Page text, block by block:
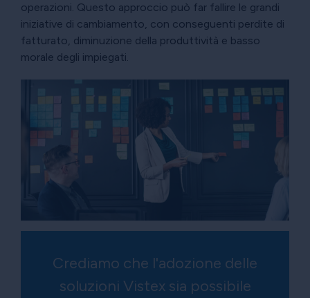
operazioni. Questo approccio può far fallire le grandi
iniziative di cambiamento, con conseguenti perdite di
fatturato, diminuzione della produttività e basso
morale degli impiegati.
Crediamo che l'adozione delle
soluzioni Vistex sia possibile